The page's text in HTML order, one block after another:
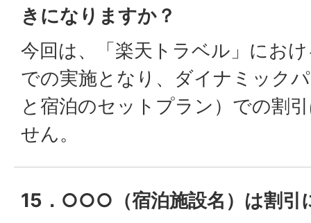
きになりますか？
今回は、「楽天トラベル」にお
での実施となり、ダイナミック
と宿泊のセットプラン）での割
せん。
15．○○○（宿泊施設名）は割引